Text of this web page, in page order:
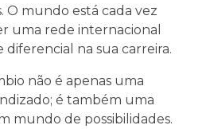
mundo está cada vez
uma rede internacional
na sua carreira.
não é apenas uma
é também uma
mundo de possibilidades.